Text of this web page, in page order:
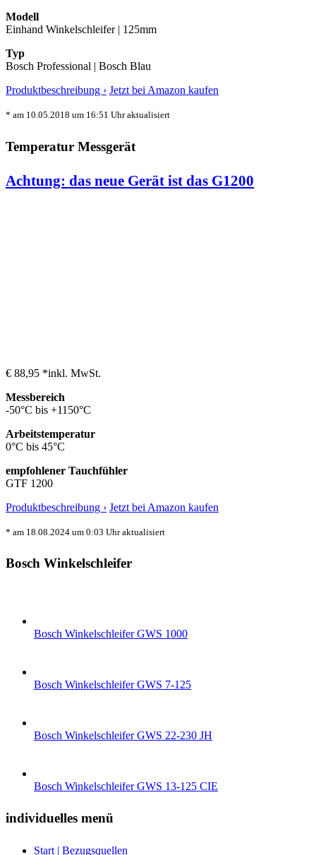
Modell
Einhand Winkelschleifer | 125mm
Typ
Bosch Professional | Bosch Blau
Produktbeschreibung › Jetzt bei Amazon kaufen
* am 10.05.2018 um 16:51 Uhr aktualisiert
Temperatur Messgerät
Achtung: das neue Gerät ist das G1200
€ 88,95 *inkl. MwSt.
Messbereich
-50°C bis +1150°C
Arbeitstemperatur
0°C bis 45°C
empfohlener Tauchfühler
GTF 1200
Produktbeschreibung › Jetzt bei Amazon kaufen
* am 18.08.2024 um 0:03 Uhr aktualisiert
Bosch Winkelschleifer
Bosch Winkelschleifer GWS 1000
Bosch Winkelschleifer GWS 7-125
Bosch Winkelschleifer GWS 22-230 JH
Bosch Winkelschleifer GWS 13-125 CIE
individuelles menü
Start | Bezugsquellen